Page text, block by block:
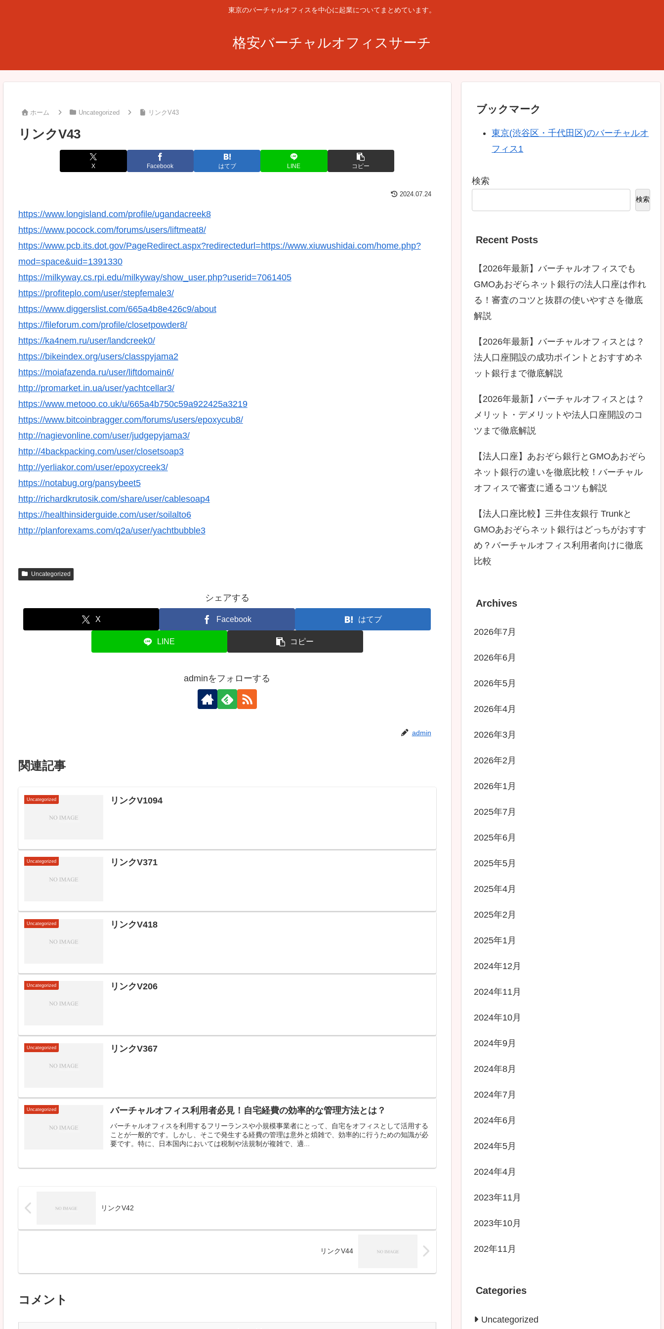
東京のバーチャルオフィスを中心に起業についてまとめています。
格安バーチャルオフィスサーチ
ホーム Uncategorized リンクV43
リンクV43
X Facebook はてブ LINE コピー
2024.07.24
https://www.longisland.com/profile/ugandacreek8
https://www.pocock.com/forums/users/liftmeat8/
https://www.pcb.its.dot.gov/PageRedirect.aspx?redirectedurl=https://www.xiuwushidai.com/home.php?
mod=space&uid=1391330
https://milkyway.cs.rpi.edu/milkyway/show_user.php?userid=7061405
https://profiteplo.com/user/stepfemale3/
https://www.diggerslist.com/665a4b8e426c9/about
https://fileforum.com/profile/closetpowder8/
https://ka4nem.ru/user/landcreek0/
https://bikeindex.org/users/classpyjama2
https://moiafazenda.ru/user/liftdomain6/
http://promarket.in.ua/user/yachtcellar3/
https://www.metooo.co.uk/u/665a4b750c59a922425a3219
https://www.bitcoinbragger.com/forums/users/epoxycub8/
http://nagievonline.com/user/judgepyjama3/
http://4backpacking.com/user/closetsoap3
http://yerliakor.com/user/epoxycreek3/
https://notabug.org/pansybeet5
http://richardkrutosik.com/share/user/cablesoap4
https://healthinsiderguide.com/user/soilalto6
http://planforexams.com/q2a/user/yachtbubble3
Uncategorized
シェアする
X Facebook はてブ
LINE コピー
adminをフォローする
admin
関連記事
Uncategorized リンクV1094
Uncategorized リンクV371
Uncategorized リンクV418
Uncategorized リンクV206
Uncategorized リンクV367
Uncategorized バーチャルオフィス利用者必見！自宅経費の効率的な管理方法とは？
バーチャルオフィスを利用するフリーランスや小規模事業者にとって、自宅をオフィスとして活用する
ことが一般的です。しかし、そこで発生する経費の管理は意外と煩雑で、効率的に行うための知識が必
要です。特に、日本国内においては税制や法規制が複雑で、適...
リンクV42
リンクV44
コメント
ブックマーク
東京(渋谷区・千代田区)のバーチャルオ
フィス1
検索
検索
Recent Posts
【2026年最新】バーチャルオフィスでも
GMOあおぞらネット銀行の法人口座は作れ
る！審査のコツと抜群の使いやすさを徹底
解説
【2026年最新】バーチャルオフィスとは？
法人口座開設の成功ポイントとおすすめネ
ット銀行まで徹底解説
【2026年最新】バーチャルオフィスとは？
メリット・デメリットや法人口座開設のコ
ツまで徹底解説
【法人口座】あおぞら銀行とGMOあおぞら
ネット銀行の違いを徹底比較！バーチャル
オフィスで審査に通るコツも解説
【法人口座比較】三井住友銀行 Trunkと
GMOあおぞらネット銀行はどっちがおすす
め？バーチャルオフィス利用者向けに徹底
比較
Archives
2026年7月
2026年6月
2026年5月
2026年4月
2026年3月
2026年2月
2026年1月
2025年7月
2025年6月
2025年5月
2025年4月
2025年2月
2025年1月
2024年12月
2024年11月
2024年10月
2024年9月
2024年8月
2024年7月
2024年6月
2024年5月
2024年4月
2023年11月
2023年10月
202年11月
Categories
Uncategorized